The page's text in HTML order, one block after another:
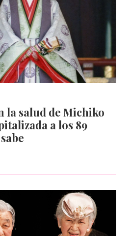
la salud de Michiko
a los 89